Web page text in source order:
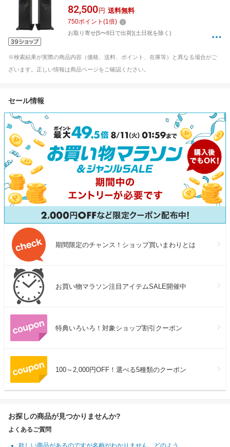
カー Espresso JBL280FBLK [1本(2本注文のみ
受付)]
82,500 円 送料無料
750ポイント (1倍)
お取り寄せ[5〜8日で出荷](土日祝を除く)
※検索結果が実際の商品内容（価格、送料、ポイント、在庫等）と異なる場合がご
ざいます。正しい情報は商品ページをご確認ください。
セール情報
期間限定のチャンス！ショップ買いまわりとは
お買い物マラソン注目アイテムSALE開催中
特典いろいろ！対象ショップ割引クーポン
100～2,000円OFF！選べる5種類のクーポン
お探しの商品が見つかりませんか?
よくあるご質問
欲しい商品があるのですが名称がわかりません。どのよう